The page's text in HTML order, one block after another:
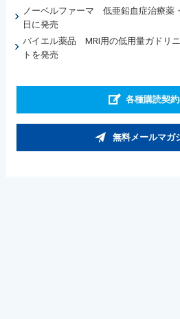
ノーベルファーマ 低亜鉛血症治療薬
日に発売
バイエル薬品 MRI用の低用量ガドリ
トを発売
各種購読契
無料メールマガ